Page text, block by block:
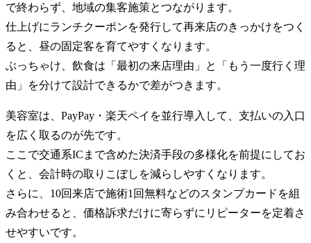
で終わらず、地域の集客施策とつながります。
仕上げにランチクーポンを発行して再来店のきっかけをつく
ると、昼の固定客を育てやすくなります。
ぶっちゃけ、飲食は「最初の来店理由」と「もう一度行く理
由」を分けて設計できるかで差がつきます。
美容室は、PayPay・楽天ペイを並行導入して、支払いの入口
を広く取るのが先です。
ここで交通系ICまで含めた決済手段の多様化を前提にしてお
くと、会計時の取りこぼしを減らしやすくなります。
さらに、10回来店で施術1回無料などのスタンプカードを組
み合わせると、価格訴求だけに寄らずにリピーターを定着さ
せやすいです。